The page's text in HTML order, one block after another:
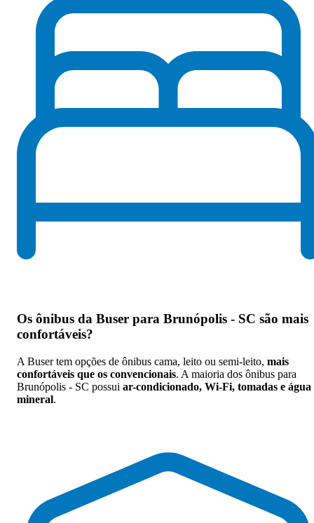
Os ônibus da Buser para Brunópolis - SC são mais
confortáveis?
A Buser tem opções de ônibus cama, leito ou semi-leito, mais
confortáveis que os convencionais. A maioria dos ônibus para
Brunópolis - SC possui ar-condicionado, Wi-Fi, tomadas e água
mineral.